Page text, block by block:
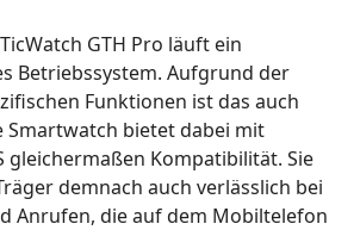
GTH Pro läuft ein
Betriebssystem. Aufgrund der
Funktionen ist das auch
Smartwatch bietet dabei mit
gleichermaßen Kompatibilität. Sie
demnach auch verlässlich bei
Anrufen, die auf dem Mobiltelefon